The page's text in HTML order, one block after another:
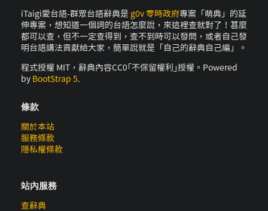
iTaigi愛台語-群眾台語辭典是 g0v 零時政府專案「萌典」的延
伸專案，想知道一個詞的台語怎麼說，來這裡查就對了！甚麼
都可以查，但不一定查得到，查不到時可以發問，或者自己發
明台語講法貢獻給大家，簡單說就是「自己的辭典自己編」。
程式授權 MIT，辭典內容CC0｢不保留權利｣授權。Powered
by BootStrap 5.
條款
關於本站
服務條款
隱私權條款
站內服務
查辭典